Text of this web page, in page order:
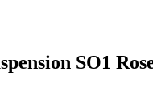
SO1